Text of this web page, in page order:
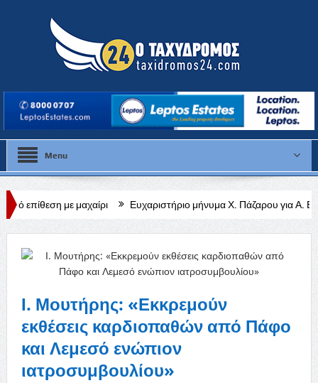
Menu
Ευχαριστήριο μήνυμα Χ. Πάζαρου για Α. Βαφεάδη
Ι. Μουτήρης: «Εκκρεμούν
εκθέσεις καρδιοπαθών από Πάφο
και Λεμεσό ενώπιον
ιατροσυμβουλίου»